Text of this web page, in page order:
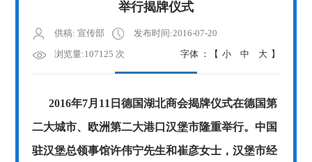
举行揭牌仪式
供稿: 宣传部
发布时间:2016-07-20
浏览量:107125 次
字体 ：【 小 中 大 】
2016年7月11日德国湖北商会揭牌仪式在德国第
二大城市、欧洲第二大港口汉堡市隆重举行。中国
驻汉堡总领事馆许伟宁先生和崔彦女士，汉堡市经